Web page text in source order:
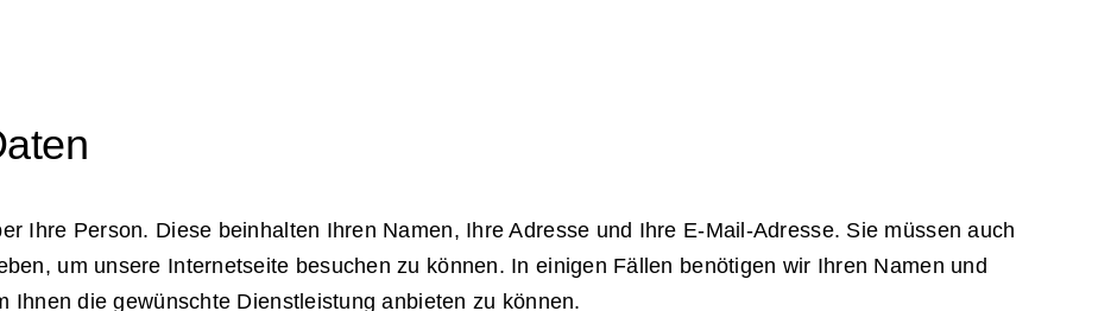
Ihre Person. Diese beinhalten Ihren Namen, Ihre Adresse und Ihre E-Mail-Adresse. Sie müssen auch
um unsere Internetseite besuchen zu können. In einigen Fällen benötigen wir Ihren Namen und
Ihnen die gewünschte Dienstleistung anbieten zu können.